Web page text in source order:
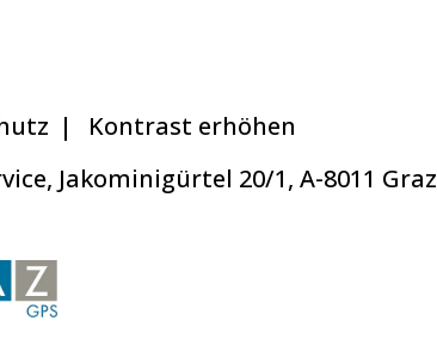
Kontrast erhöhen
Jakominigürtel 20/1, A-8011 Graz